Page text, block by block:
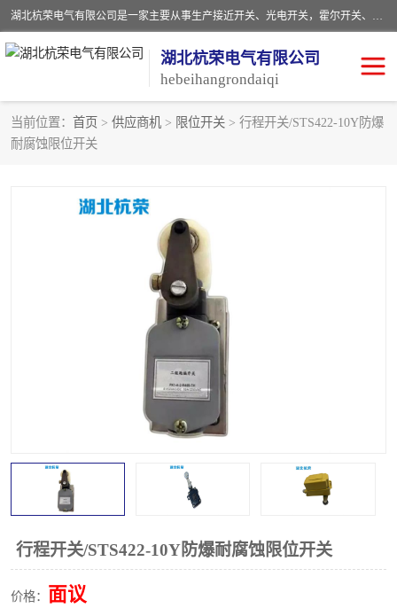
湖北杭荣电气有限公司是一家主要从事生产接近开关、光电开关，霍尔开关、两级跑偏开关、双向拉绳开关、速度监测器、皮带打滑开关、阻旋式料位开关、皮带纵向撕裂开关、溜槽堵塞开关、声光报警器、矿用磁性井筒开关等，主营行业：电气设备、仪器仪表制造, 高低压电器，成套电气设备，矿用防爆机电设备，皮带机综合保护系统，防爆电器，传感器，工矿配件，电器配件，自动化工业机器人的研发，制造，加工销售。
湖北杭荣电气有限公司
hebeihangrondaiqi
当前位置： 首页 > 供应商机 > 限位开关 > 行程开关/STS422-10Y防爆
耐腐蚀限位开关
行程开关/STS422-10Y防爆耐腐蚀限位开关
价格： 面议
阻旋料位开关
音叉开关
光电开关
拉绳开关
打滑开关
溜槽堵塞检测开关
限位开关 速度检测器
速度传感器